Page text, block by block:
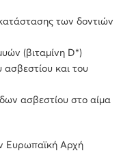
των δοντιών
(βιταμίνη D*)
και του
ασβεστίου στο αίμα
Eυρωπαϊκή Αρχή